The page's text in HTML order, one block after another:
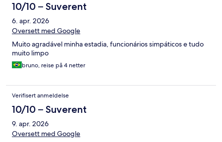
10/10 – Suverent
6. apr. 2026
Oversett med Google
Muito agradável minha estadia, funcionários simpáticos e tudo
muito limpo
bruno, reise på 4 netter
Verifisert anmeldelse
10/10 – Suverent
9. apr. 2026
Oversett med Google